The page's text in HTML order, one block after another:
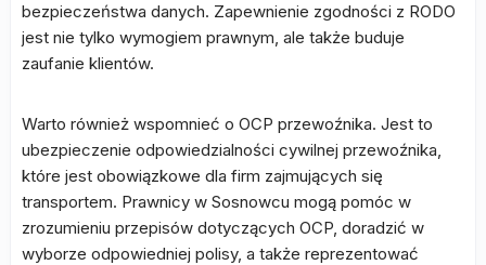
bezpieczeństwa danych. Zapewnienie zgodności z RODO
jest nie tylko wymogiem prawnym, ale także buduje
zaufanie klientów.
Warto również wspomnieć o OCP przewoźnika. Jest to
ubezpieczenie odpowiedzialności cywilnej przewoźnika,
które jest obowiązkowe dla firm zajmujących się
transportem. Prawnicy w Sosnowcu mogą pomóc w
zrozumieniu przepisów dotyczących OCP, doradzić w
wyborze odpowiedniej polisy, a także reprezentować